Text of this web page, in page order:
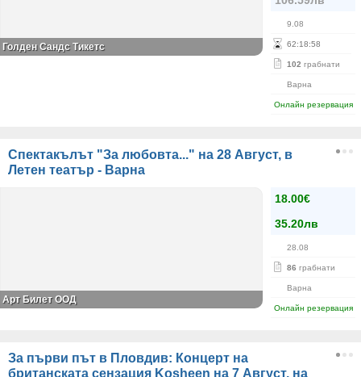
9.08
62:18:58
102 грабнати
Варна
Онлайн резервация
Голден Сандс Тикетс
Спектакълът "За любовта..." на 28 Август, в
Летен театър - Варна
18.00€
35.20лв
28.08
86 грабнати
Варна
Онлайн резервация
Арт Билет ООД
За първи път в Пловдив: Концерт на
британската сензация Kosheen на 7 Август, на